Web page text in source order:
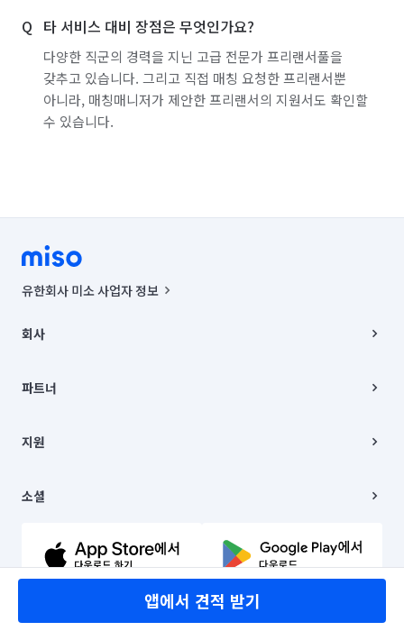
타 서비스 대비 장점은 무엇인가요?
다양한 직군의 경력을 지닌 고급 전문가 프리랜서풀을
갖추고 있습니다. 그리고 직접 매칭 요청한 프리랜서뿐
아니라, 매칭매니저가 제안한 프리랜서의 지원서도 확인할
수 있습니다.
앱에서 견적 받기
유한회사 미소 사업자 정보
00019 |
주소 | 본사: 서울특별시 종로구 율곡로 6(중학동, 트윈트리빌딩) B동 5층
컨택센터 : 서울특별시 종로구 수송동 율곡로 24, 7층, 8층 미소
상품, 상품정보, 거래에 관한 의무와 책임은 거래당사자에게 있습니다.
언론 보도 관련 문의:
© 유한회사 미소. Miso, Inc. All Rights Reserved.
회사
채용
파트너
이사
지원
이용약관
문의하기
소셜
유튜브